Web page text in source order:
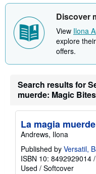
Discover
View Ilona
explore
offers.
Search results for
muerde: Magic Bites
La magia
Andrews, Ilona
Published by Versatil,
ISBN 10: 8492929014 /
Used / Softcover